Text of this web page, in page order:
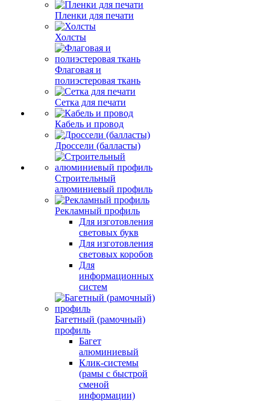
Пленки для печати
Холсты
Флаговая и
полиэстеровая ткань
Сетка для печати
Кабель и провод
Дроссели (балласты)
Строительный
алюминиевый профиль
Рекламный профиль
Для изготовления
световых букв
Для изготовления
световых коробов
Для
информационных
систем
Багетный (рамочный)
профиль
Багет
алюминиевый
Клик-системы
(рамы с быстрой
сменой
информации)